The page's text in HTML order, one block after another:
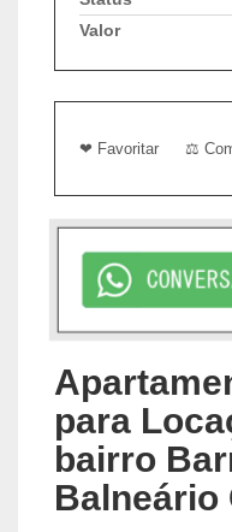
Valor
❤ Favoritar ⚖
para
bairro
Balneário